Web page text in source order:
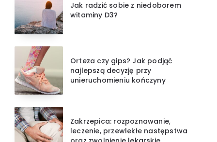
Jak radzić sobie z niedoborem
witaminy D3?
Orteza czy gips? Jak podjąć
najlepszą decyzję przy
unieruchomieniu kończyny
Zakrzepica: rozpoznawanie,
leczenie, przewlekłe następstwa